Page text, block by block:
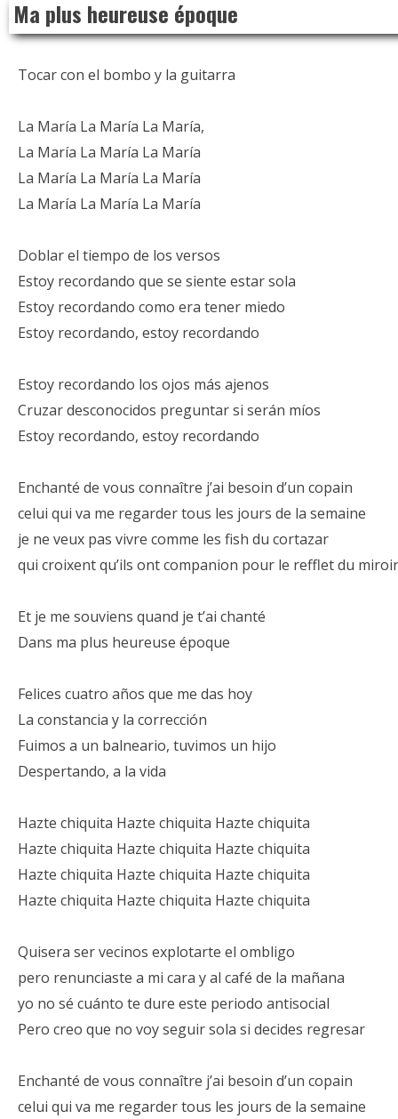
content
Ma plus heureuse époque
Tocar con el bombo y la guitarra
La María La María La María,
La María La María La María
La María La María La María
La María La María La María
Doblar el tiempo de los versos
Estoy recordando que se siente estar sola
Estoy recordando como era tener miedo
Estoy recordando, estoy recordando
Estoy recordando los ojos más ajenos
Cruzar desconocidos preguntar si serán míos
Estoy recordando, estoy recordando
Enchanté de vous connaître j’ai besoin d’un copain
celui qui va me regarder tous les jours de la semaine
je ne veux pas vivre comme les fish du cortazar
qui croixent qu’ils ont companion pour le refflet du miroir
Et je me souviens quand je t’ai chanté
Dans ma plus heureuse époque
Felices cuatro años que me das hoy
La constancia y la corrección
Fuimos a un balneario, tuvimos un hijo
Despertando, a la vida
Hazte chiquita Hazte chiquita Hazte chiquita
Hazte chiquita Hazte chiquita Hazte chiquita
Hazte chiquita Hazte chiquita Hazte chiquita
Hazte chiquita Hazte chiquita Hazte chiquita
Quisera ser vecinos explotarte el ombligo
pero renunciaste a mi cara y al café de la mañana
yo no sé cuánto te dure este periodo antisocial
Pero creo que no voy seguir sola si decides regresar
Enchanté de vous connaître j’ai besoin d’un copain
celui qui va me regarder tous les jours de la semaine